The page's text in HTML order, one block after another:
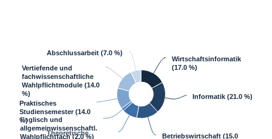
Wirtschaftsinformatik
(17.0 %)
Informatik (21.0 %)
Betriebswirtschaft (15.0
Theoretische
Englisch und
allgemeinwissenschaftl.
Wahlpflichtfach(2.0 %)
Praktisches
Studiensemester (14.0
%)
Vertiefende und
fachwissenschaftliche
Wahlpflichtmodule (14.0
%)
Abschlussarbeit (7.0 %)